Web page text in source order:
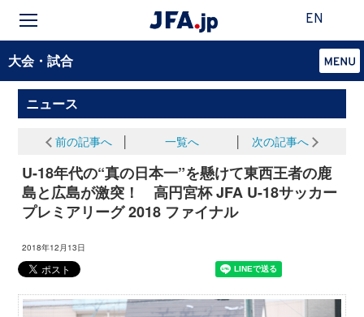
EN
大会・試合
ニュース
前の記事へ 一覧へ 次の記事へ
U-18年代の“真の日本一”を懸けて東西王者の鹿
島と広島が激突！ 高円宮杯 JFA U-18サッカー
プレミアリーグ 2018 ファイナル
2018年12月13日